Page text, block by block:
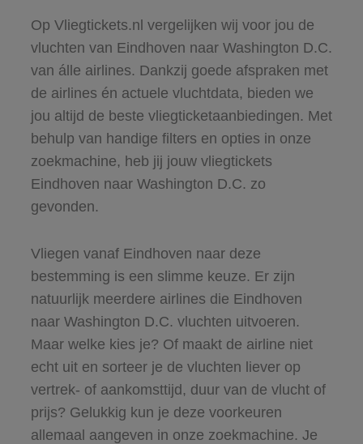
Op Vliegtickets.nl vergelijken wij voor jou de
vluchten van Eindhoven naar Washington D.C.
van álle airlines. Dankzij goede afspraken met
de airlines én actuele vluchtdata, bieden we
jou altijd de beste vliegticketaanbiedingen. Met
behulp van handige filters en opties in onze
zoekmachine, heb jij jouw vliegtickets
Eindhoven naar Washington D.C. zo
gevonden.
Vliegen vanaf Eindhoven naar deze
bestemming is een slimme keuze. Er zijn
natuurlijk meerdere airlines die Eindhoven
naar Washington D.C. vluchten uitvoeren.
Maar welke kies je? Of maakt de airline niet
echt uit en sorteer je de vluchten liever op
vertrek- of aankomsttijd, duur van de vlucht of
prijs? Gelukkig kun je deze voorkeuren
allemaal aangeven in onze zoekmachine. Je